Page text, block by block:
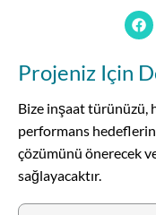
Projeniz Için
Bize inşaat türünüzü,
performans
çözümünü önerecek
sağlayacaktır.